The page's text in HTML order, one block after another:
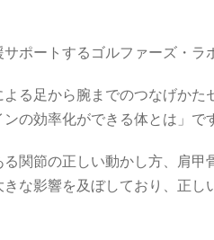
ポートするゴルファーズ・ラ
る足から腕までのつなげか
の効率化ができる体とは」で
関節の正しい動かし方、肩甲
な影響を及ぼしており、正